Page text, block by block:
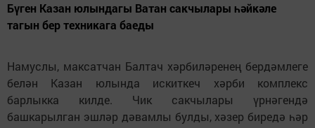
Бүген Казан юлындагы Ватан сакчылары һәйкәле
тагын бер техникага баеды
Намуслы, максатчан Балтач хәрбиләренең бердәмлеге
белән Казан юлында искиткеч хәрби комплекс
барлыкка килде. Чик сакчылары үрнәгендә
башкарылган эшләр дәвамлы булды, хәзер биредә һәр